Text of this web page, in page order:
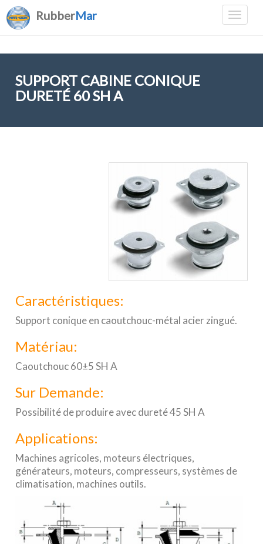
RubberMar
SUPPORT CABINE CONIQUE
DURETÉ 60 SH A
Caractéristiques:
Support conique en caoutchouc-métal acier zingué.
Matériau:
Caoutchouc 60±5 SH A
Sur Demande:
Possibilité de produire avec dureté 45 SH A
Applications:
Machines agricoles, moteurs électriques,
générateurs, moteurs, compresseurs, systèmes de
climatisation, machines outils.